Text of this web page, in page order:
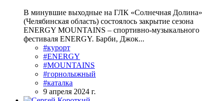
В минувшие выходные на ГЛК «Солнечная Долина»
(Челябинская область) состоялось закрытие сезона
ENERGY MOUNTAINS – спортивно-музыкального
фестиваля ENERGY. Барби, Джок...
#курорт
#ENERGY
#MOUNTAINS
#горнолыжный
#каталка
9 апреля 2024 г.